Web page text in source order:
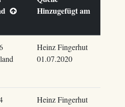
Hinzugefügt am
Heinz Fingerhut
01.07.2020
Heinz Fingerhut